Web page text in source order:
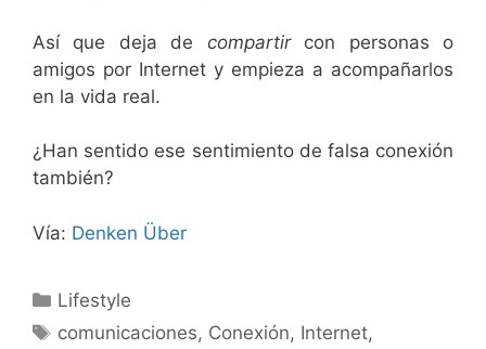
Así que deja de compartircon personas o
amigos por Internet y empieza a acompañarlos
en la vida real.
¿Han sentido ese sentimiento de falsa conexión
también?
Vía: Denken Über
Categorías
Lifestyle
Etiquetas
comunicaciones, Conexión, Internet,